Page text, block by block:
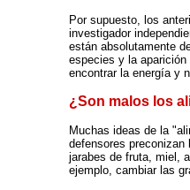
Por supuesto, los
investigador
están absolutamente
especies y la
encontrar la energía y
¿Son malos los
Muchas ideas de la
defensores
jarabes de fruta, miel,
ejemplo, cambiar las